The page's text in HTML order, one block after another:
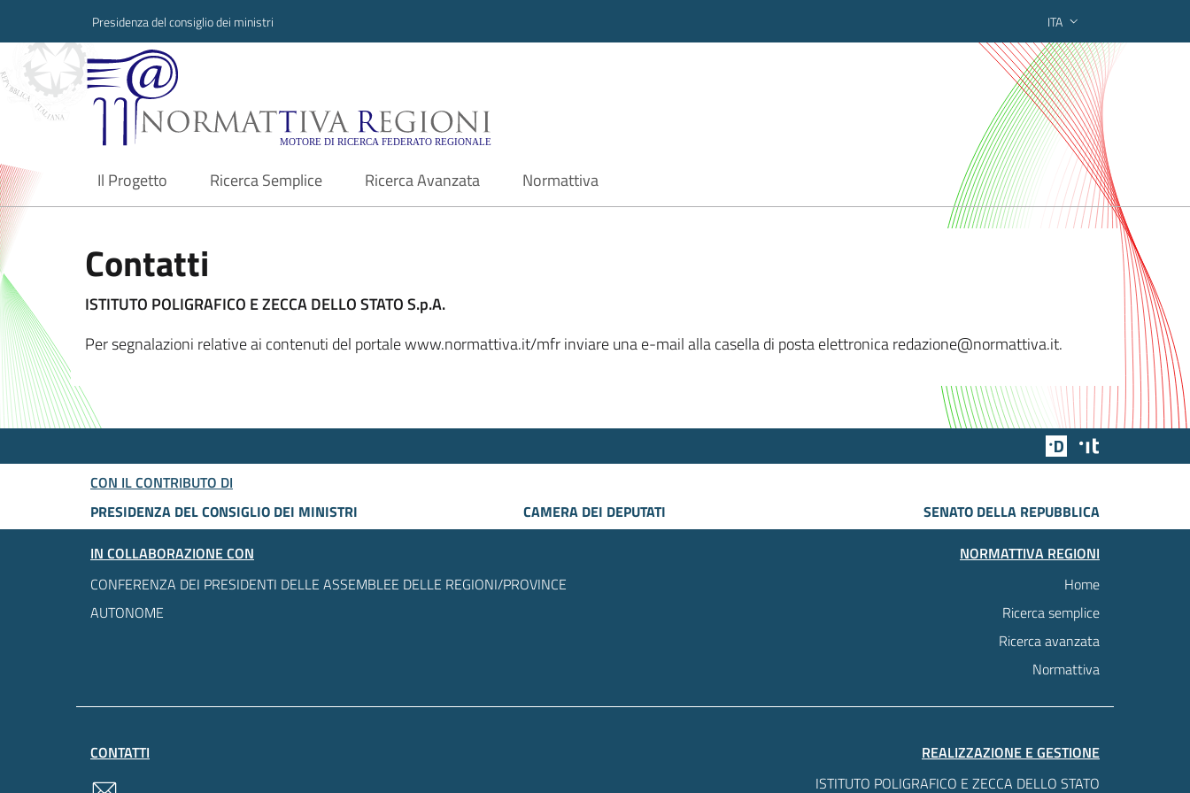
Presidenza del consiglio dei ministri ITA
Normattiva Regioni - Motore di ricerca federato regionale
Il Progetto
current Ricerca Semplice Ricerca Avanzata Normattiva
Contatti
ISTITUTO POLIGRAFICO E ZECCA DELLO STATO S.p.A.
Per segnalazioni relative ai contenuti del portale www.normattiva.it/mfr inviare una e-mail alla casella di posta elettronica redazione@normattiva.it.
Team Digitale
CON IL CONTRIBUTO DI
PRESIDENZA DEL CONSIGLIO DEI MINISTRI
CAMERA DEI DEPUTATI
SENATO DELLA REPUBBLICA
IN COLLABORAZIONE CON
CONFERENZA DEI PRESIDENTI DELLE ASSEMBLEE DELLE REGIONI/PROVINCE
AUTONOME
NORMATTIVA REGIONI
Home
Ricerca semplice
Ricerca avanzata
Normattiva
CONTATTI
REALIZZAZIONE E GESTIONE
ISTITUTO POLIGRAFICO E ZECCA DELLO STATO